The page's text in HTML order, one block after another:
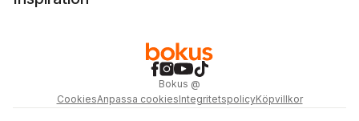
Bokus @
CookiesAnpassa cookiesIntegritetspolicyKöpvillkor